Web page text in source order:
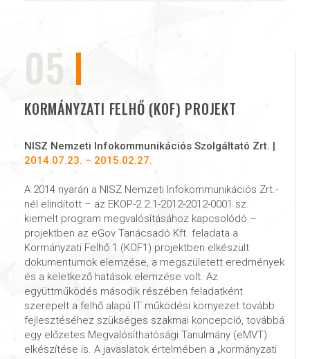
05
KORMÁNYZATI FELHŐ (KOF) PROJEKT
NISZ Nemzeti Infokommunikációs Szolgáltató Zrt. |
2014.07.23. – 2015.02.27.
A 2014 nyarán a NISZ Nemzeti Infokommunikációs Zrt.-
nél elindított – az EKOP-2.2.1-2012-2012-0001 sz.
kiemelt program megvalósításához kapcsolódó –
projektben az eGov Tanácsadó Kft. feladata a
Kormányzati Felhő 1 (KOF1) projektben elkészült
dokumentumok elemzése, a megszületett eredmények
és a keletkező hatások elemzése volt. Az
együttműködés második részében feladatként
szerepelt a felhő alapú IT működési környezet tovább
fejlesztéséhez szükséges szakmai koncepció, továbbá
egy előzetes Megvalósíthatósági Tanulmány (eMVT)
elkészítése is. A javaslatok értelmében a „kormányzati